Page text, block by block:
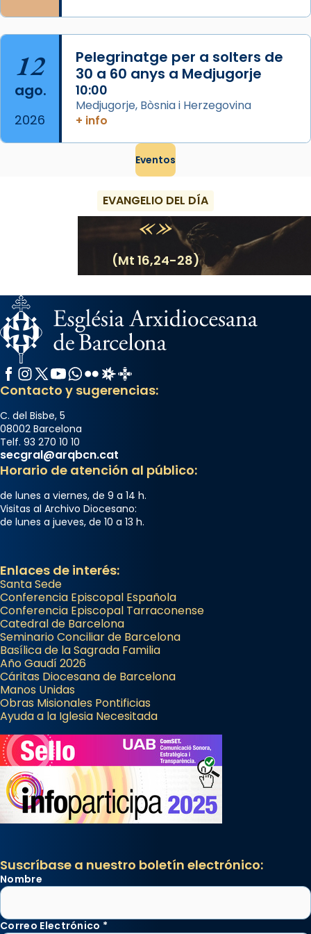
12
ago.
2026
Pelegrinatge per a solters de
30 a 60 anys a Medjugorje
10:00
Medjugorje, Bòsnia i Herzegovina
+ info
Eventos
EVANGELIO DEL DÍA
(Mt 16,24-28)
Facebook
Instagram
X / Twitter
YouTube
WhatsApp
FlickrRadio Estel
Catalunya Cristiana
Contacto y sugerencias:
C. del Bisbe, 5
08002 Barcelona
Telf. 93 270 10 10
secgral@arqbcn.cat
Horario de atención al público:
de lunes a viernes, de 9 a 14 h.
Visitas al Archivo Diocesano:
de lunes a jueves, de 10 a 13 h.
Enlaces de interés:
Santa Sede
Conferencia Episcopal Española
Conferencia Episcopal Tarraconense
Catedral de Barcelona
Seminario Conciliar de Barcelona
Basílica de la Sagrada Familia
Año Gaudí 2026
Cáritas Diocesana de Barcelona
Manos Unidas
Obras Misionales Pontificias
Ayuda a la Iglesia Necesitada
Suscríbase a nuestro boletín electrónico:
Nombre
Correo Electrónico *